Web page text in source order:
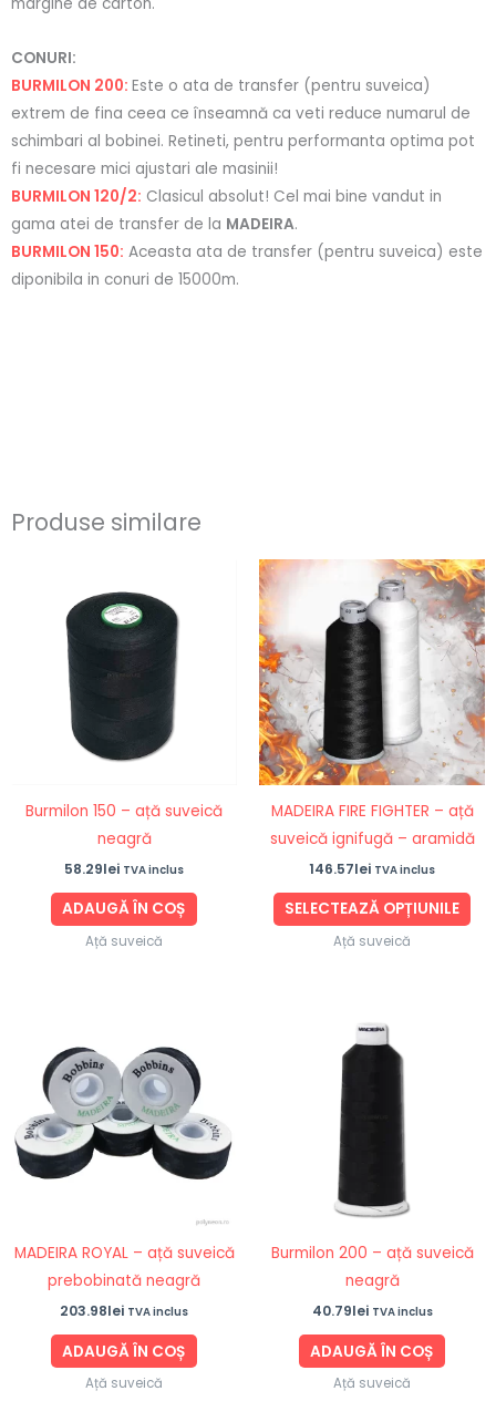
CONURI:
BURMILON 200: Este o ata de transfer (pentru suveica)
extrem de fina ceea ce înseamnă ca veti reduce numarul de
schimbari al bobinei. Retineti, pentru performanta optima pot
fi necesare mici ajustari ale masinii!
BURMILON 120/2: Clasicul absolut! Cel mai bine vandut in
gama atei de transfer de la MADEIRA.
BURMILON 150: Aceasta ata de transfer (pentru suveica) este
diponibila in conuri de 15000m.
Produse similare
Burmilon 150 – ață suveică
neagră
58.29lei TVA inclus
ADAUGĂ ÎN COȘ
Ață suveică
MADEIRA FIRE FIGHTER – ață
suveică ignifugă – aramidă
146.57lei TVA inclus
SELECTEAZĂ OPȚIUNILE
are
pot
în
Ață suveică
MADEIRA ROYAL – ață suveică
prebobinată neagră
203.98lei TVA inclus
ADAUGĂ ÎN COȘ
Ață suveică
Burmilon 200 – ață suveică
neagră
40.79lei TVA inclus
ADAUGĂ ÎN COȘ
Ață suveică